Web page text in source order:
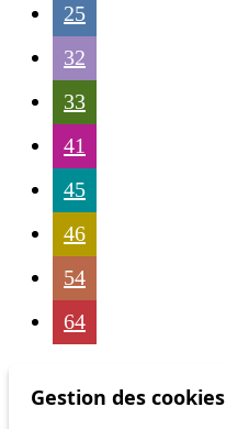
25
32
33
41
45
46
54
64
Status
Gestion des cookies